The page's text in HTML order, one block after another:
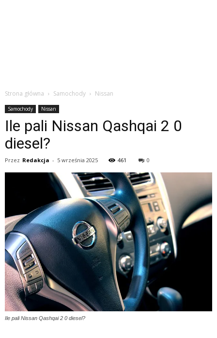
Strona główna Samochody Nissan
Samochody Nissan
Ile pali Nissan Qashqai 2 0
diesel?
Przez Redakcja - 5 września 2025 461 0
Ile pali Nissan Qashqai 2 0 diesel?